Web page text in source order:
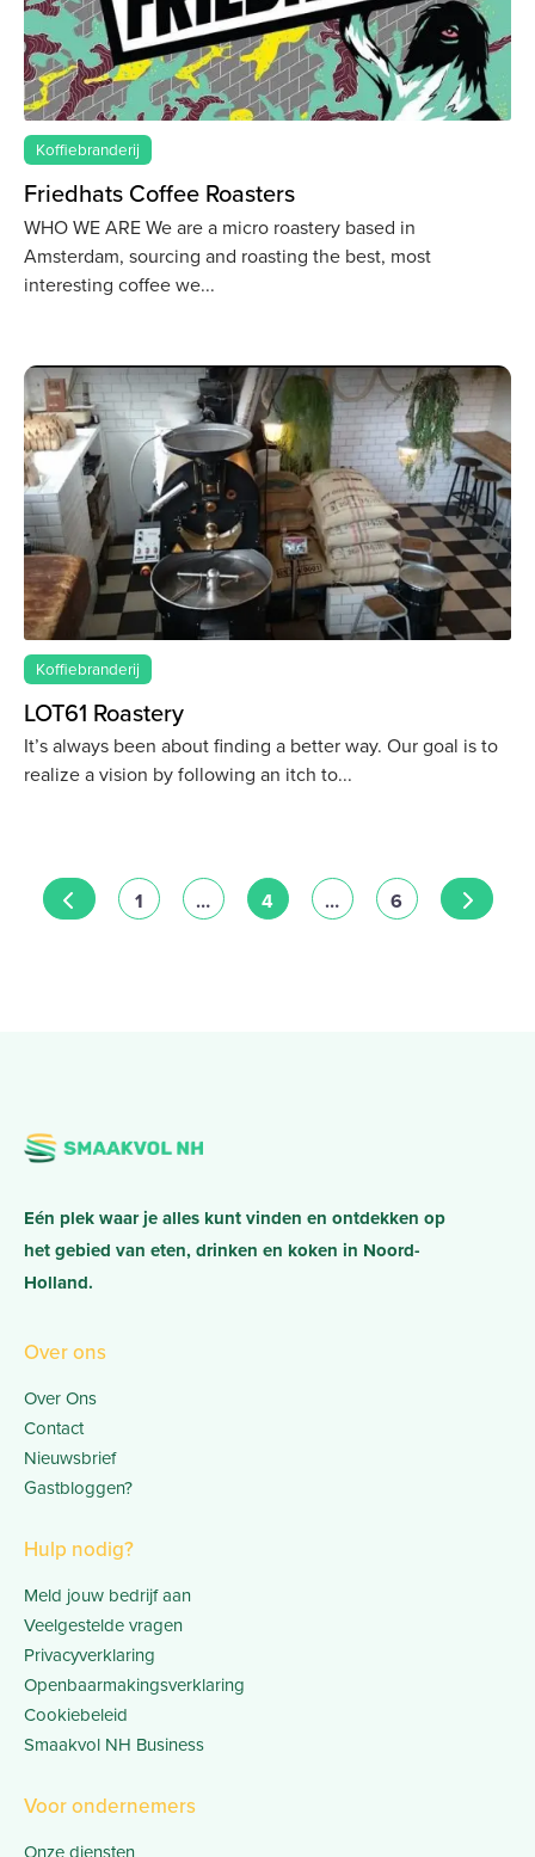
Koffiebranderij
Friedhats Coffee Roasters
WHO WE ARE We are a micro roastery based in
Amsterdam, sourcing and roasting the best, most
interesting coffee we
Koffiebranderij
LOT61 Roastery
It’s always been about finding a better way. Our goal is to
realize a vision by following an itch to
Posts navigation
NEWER POSTS
1 … 4 … 6 OLDER
Eén plek waar je alles kunt vinden en ontdekken op
het gebied van eten, drinken en koken in Noord-
Holland.
Over ons
Over Ons
Contact
Nieuwsbrief
Gastbloggen?
Hulp nodig?
Meld jouw bedrijf aan
Veelgestelde vragen
Privacyverklaring
Openbaarmakingsverklaring
Cookiebeleid
Smaakvol NH Business
Voor ondernemers